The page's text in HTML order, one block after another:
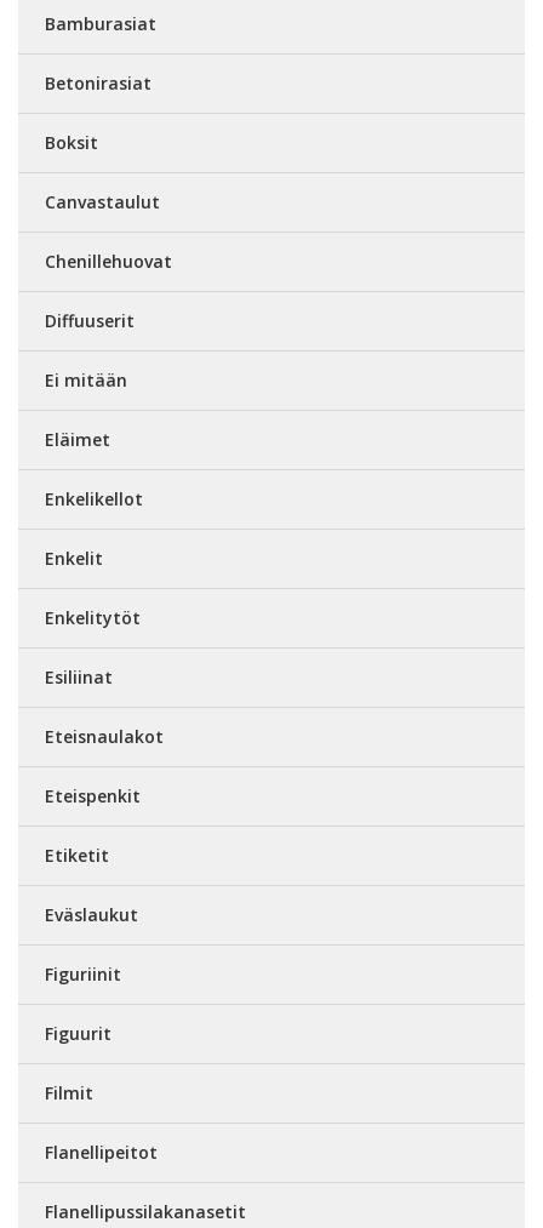
Bamburasiat
Betonirasiat
Boksit
Canvastaulut
Chenillehuovat
Diffuuserit
Ei mitään
Eläimet
Enkelikellot
Enkelit
Enkelitytöt
Esiliinat
Eteisnaulakot
Eteispenkit
Etiketit
Eväslaukut
Figuriinit
Figuurit
Filmit
Flanellipeitot
Flanellipussilakanasetit